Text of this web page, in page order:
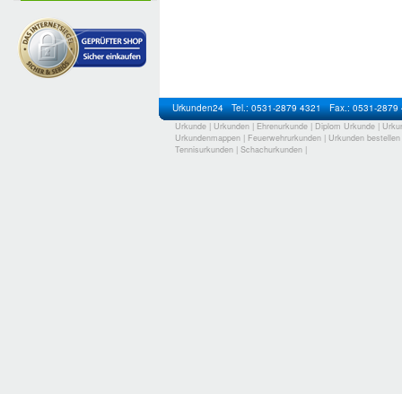
Urkunden24 Tel.: 0531-2879 4321 Fax.: 0531-2879
Urkunde | Urkunden | Ehrenurkunde | Diplom Urkunde |
Urkundenmappen | Feuerwehrurkunden | Urkunden bestellen
Tennisurkunden | Schachurkunden |